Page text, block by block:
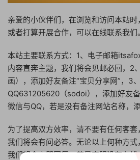
亲爱的小伙伴们，在浏览和访问本站时
或者打算开展合作，可以在线联系我们。
本站主要联系方式：1、电子邮箱
内容直奔主题，我们将会见邮必回，2
画），添加好友备注“宝贝分享网”，3、
QQ631205620（sodoi），添加好友
微信与QQ，若是没有备注网站名称，
为了提高双方效率，请不要有任何客套
我们将会有问必答。无论以上何种方式
我们将会立即回复，若是客服没有在线